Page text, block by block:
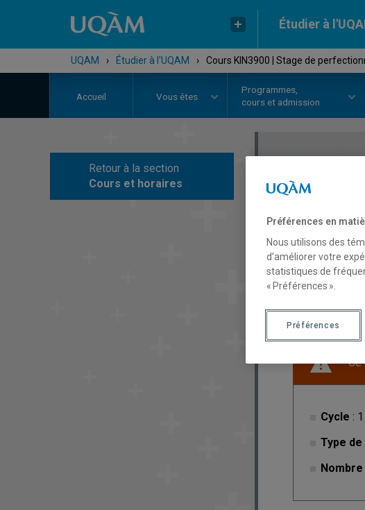
Étudier à
UQAM › Étudier à l'UQAM › Cours KIN3900 | Stage de
Accueil Vous êtes
Programmes,
cours et admission
Retour à la section
Cours et horaires
COURS
Ce
Cycle : 1
Type
Préférences en
Nous utilisons des
d’améliorer votre
statistiques de
« Préférences ».
Préférences